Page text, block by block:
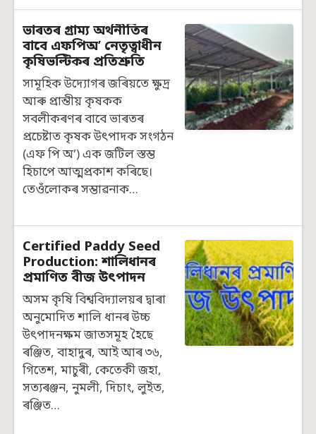
ভাৰতৰ গ্ৰাম্য অৰ্থনীতিৰ
বাবে এফপিঅ’ নেতৃত্বাধীন
কৃষিভল্টিকৰ প্ৰতিশ্ৰুতি
সামূহিক উদ্যোগৰ জৰিয়তে ক্ষুদ্ৰ
আৰু প্ৰান্তীয় কৃষকক
সবলীকৰণৰ বাবে ভাৰতৰ
প্ৰচেষ্টাত কৃষক উৎপাদক সংগঠন
(এফ পি অ’) এক জটিল স্তম্ভ
হিচাপে আত্মপ্ৰকাশ কৰিছে।
তেওঁলোকৰ সম্ভাৱনাক…
Certified Paddy Seed
Production: শালিধানৰ
প্ৰমাণিত বীজ উৎপাদন
অসম কৃষি বিশ্ববিদ্যালয়ৰ দ্বাৰা
অনুমোদিত শালি ধানৰ উচ্চ
উৎপাদনক্ষম জাতসমূহ হৈছে
ৰঞ্জিত, বাহাদুৰ, আই আৰ ৩৬,
গিতেশ, মাচুৰী, কেতেকী জহা,
সত্যৰঞ্জন, নুমলী, দিচাং, লুইত,
ৰঞ্জিত…